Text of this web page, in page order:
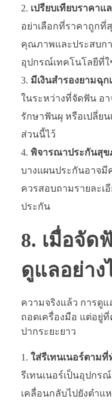
เปรียบเทียบราคาแ
อย่าเลือกที่ราคาถูกที่
คุณภาพและประสบก
อุปกรณ์เทคโนโลยีที่ใ
มีเงินสำรองยามฉุก
ในระหว่างที่จัดฟัน อา
รักษาฟันผุ หรือเปลี่ยน
ส่วนนี้ไว้
พิจารณาประกันสุข
บางแผนประกันอาจ
ควรสอบถามรายละเ
ประกัน
8. เมื่อจัด
ดูแลอย่าง
ความจริงแล้ว การดู
ถอดเครื่องมือ แต่อยู่
ปากระยะยาว
ใส่รีเทนเนอร์ตาม
รีเทนเนอร์เป็นอุปก
เคลื่อนกลับไปยังตำแ